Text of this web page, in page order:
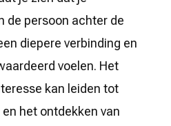
de persoon achter de
diepere verbinding en
voelen. Het
kan leiden tot
het ontdekken van